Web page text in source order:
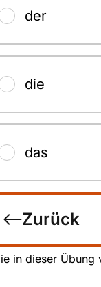
der
die
das
Zurück
in dieser Übung